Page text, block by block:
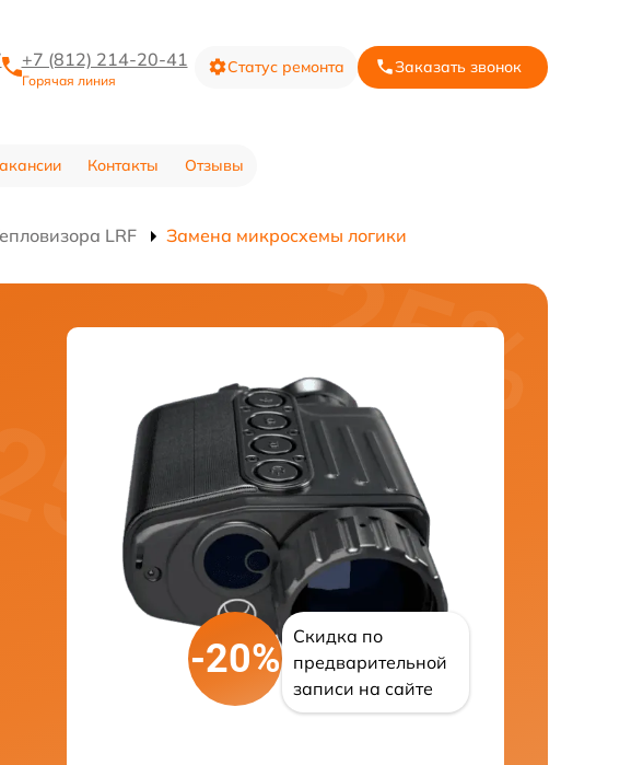
+7 (812) 214-20-41
Горячая линия
Статус ремонта Заказать звонок
Контакты Отзывы
LRF Замена микросхемы логики
-20%
Скидка по
предварительной
записи на сайте